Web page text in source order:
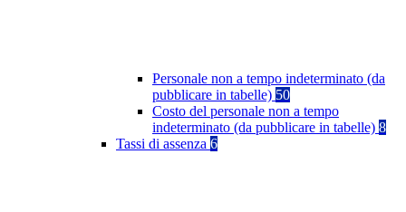
Personale non a tempo indeterminato (da
pubblicare in tabelle) 50
Costo del personale non a tempo
indeterminato (da pubblicare in tabelle) 8
Tassi di assenza 6